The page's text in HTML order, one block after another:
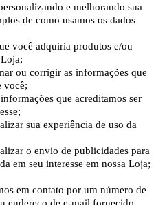
e melhorando sua
de como usamos os dados
você adquiria produtos e/ou
ou corrigir as informações que
você;
que acreditamos ser
sua experiência de uso da
o envio de publicidades para
em seu interesse em nossa Loja;
em contato por um número de
endereço de e-mail fornecido.